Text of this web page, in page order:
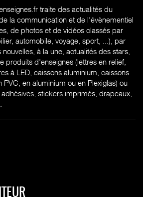
traite des actualités du
la communication et de l'évènementiel
de photos et de vidéos classés par
automobile, voyage, sport, ...), par
à la une, actualités des stars,
produits d'enseignes (lettres en relief,
à LED, caissons aluminium, caissons
PVC, en aluminium ou en Plexiglas) ou
stickers imprimés, drapeaux,